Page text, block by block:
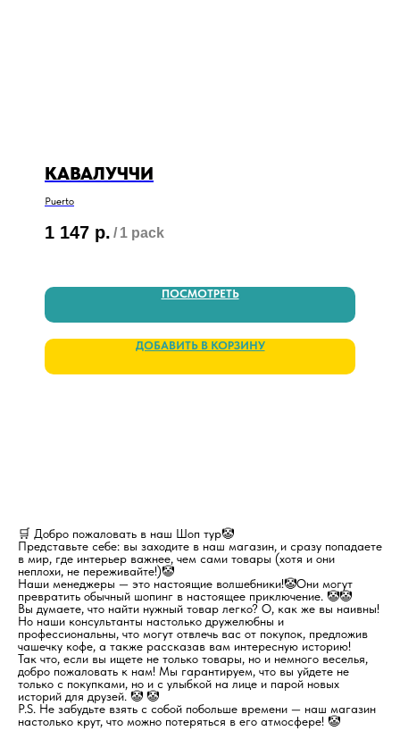
КАВАЛУЧЧИ
Puerto
1 147 р. / 1 pack
ПОСМОТРЕТЬ
ДОБАВИТЬ В КОРЗИНУ
🛒 Добро пожаловать в наш Шоп тур🤡
Представьте себе: вы заходите в наш магазин, и сразу попадаете
в мир, где интерьер важнее, чем сами товары (хотя и они
неплохи, не переживайте!)🤡
Наши менеджеры — это настоящие волшебники!🤡Они могут
превратить обычный шопинг в настоящее приключение. 🤡🤡
Вы думаете, что найти нужный товар легко? О, как же вы наивны!
Но наши консультанты настолько дружелюбны и
профессиональны, что могут отвлечь вас от покупок, предложив
чашечку кофе, а также рассказав вам интересную историю!
Так что, если вы ищете не только товары, но и немного веселья,
добро пожаловать к нам! Мы гарантируем, что вы уйдете не
только с покупками, но и с улыбкой на лице и парой новых
историй для друзей. 🤡 🤡
P.S. Не забудьте взять с собой побольше времени — наш магазин
настолько крут, что можно потеряться в его атмосфере! 🤡